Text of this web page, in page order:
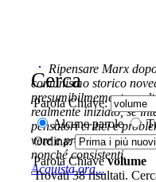
io
Ripensare Marx
comunismo storico
presumibilmemente
realmente iniziato, se
pensatori critici e
vere e proprie correnti
nonché consistenti.
Acquista ora...
Cerca
Parola Chiave:
Alcune parole
Ordina:
Parola Chiavevolume
Trovati 38 risultati.